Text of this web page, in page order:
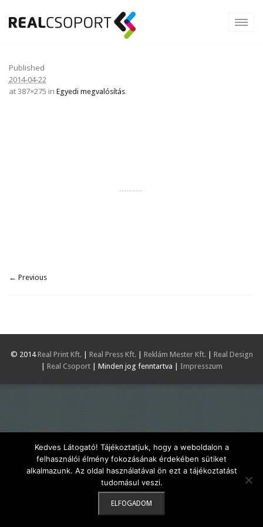
Published
2014-04-22
at 387×275 in Egyedi megvalósítás.
← Previous
© 2014 Real Print Kft.| Real Press Kft.| Reklám Mester Kft.| Real Design
| Real Csoport| Minden jog fenntartva | Impresszum
Kedves Látogató! Tájékoztatjuk, hogy a weboldalon a
felhasználói élmény fokozásának érdekében sütiket
alkalmazunk. Az oldal használatával ön ezt a tájékoztatást
tudomásul veszi.
ELFOGADOM